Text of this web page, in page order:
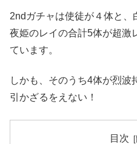
2ndガチャは使徒が４体と、
夜姫のレイの合計5体が超激
ています。
しかも、そのうち4体が烈波
引かざるをえない！
目次